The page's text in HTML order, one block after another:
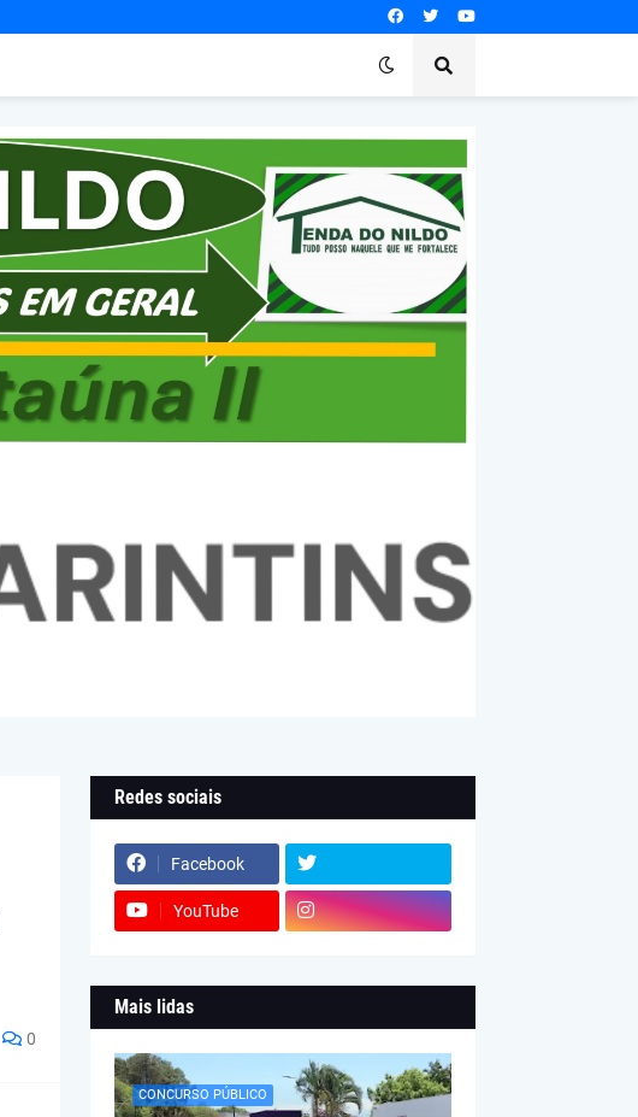
0
Redes sociais
Facebook
YouTube
Mais lidas
CONCURSO PÚBLICO